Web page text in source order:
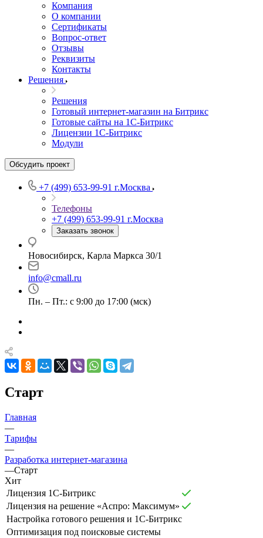
Компания
О компании
Сертификаты
Вопрос-ответ
Отзывы
Реквизиты
Контакты
Решения
Решения
Готовый интернет-магазин на Битрикс
Готовые сайты на 1С-Битрикс
Лицензии 1С-Битрикс
Модули
Обсудить проект
+7 (499) 653-99-91 г.Москва
Телефоны
+7 (499) 653-99-91 г.Москва
Заказать звонок
Новосибирск, Карла Маркса 30/1
info@cmall.ru
Пн. – Пт.: с 9:00 до 17:00 (мск)
Старт
Главная
—
Тарифы
—
Разработка интернет-магазина
—Старт
Хит
Лицензия 1С-Битрикс
Лицензия на решение «Аспро: Максимум»
Настройка готового решения и 1С-Битрикс
Оптимизация под поисковые системы